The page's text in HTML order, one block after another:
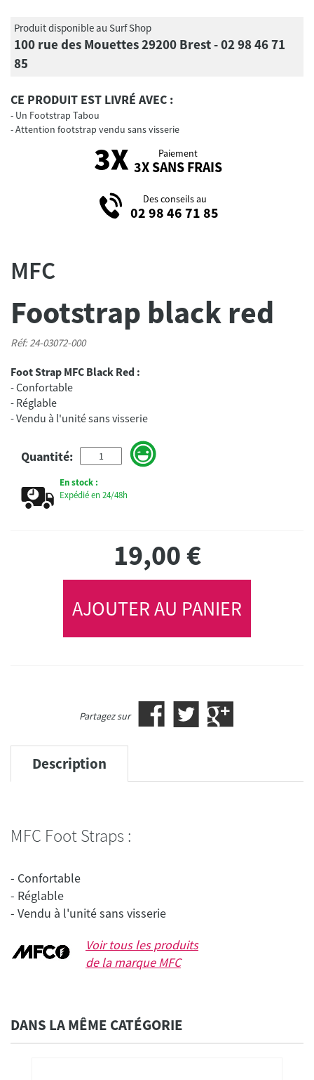
Produit disponible au Surf Shop
100 rue des Mouettes 29200 Brest - 02 98 46 71
85
CE PRODUIT EST LIVRÉ AVEC :
Un Footstrap Tabou
Attention footstrap vendu sans visserie
Paiement
3X SANS FRAIS
Des conseils au
02 98 46 71 85
MFC
Footstrap black red
Réf: 24-03072-000
Foot Strap MFC Black Red :
- Confortable
- Réglable
Quantité:
En stock :
Expédié en 24/48h
19,00€
AJOUTER AU PANIER
Partagez sur
Description
MFC Foot Straps :
- Confortable
- Réglable
Voir tous les produits
de la marqueMFC
DANS LA MÊME CATÉGORIE